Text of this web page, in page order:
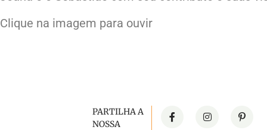
Clique na imagem para ouvir
PARTILHA A
NOSSA